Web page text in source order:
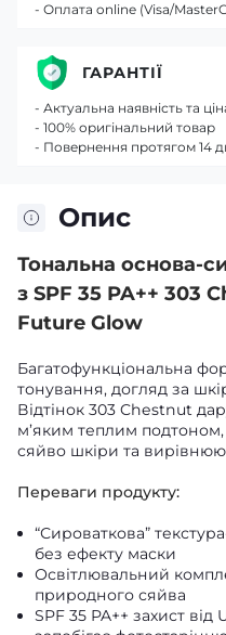
Опис
Тональна основа-
з SPF 35 PA++ 303
Future Glow
Багатофункціональна
тонування, догляд за
Відтінок 303 Chestnut
м’яким теплим
сяйво шкіри та
Переваги продукту:
“Сироваткова”
без ефекту маски
Освітлювальний
природного сяйва
SPF 35 PA++ захист
- Оплата online (Visa/
ГАРАНТІЇ
- Актуальна наявність та
- 100% оригінальний товар
- Повернення протягом 14